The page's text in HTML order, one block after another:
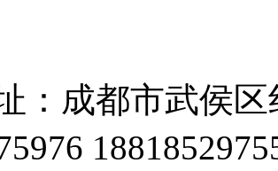
：成都市武侯